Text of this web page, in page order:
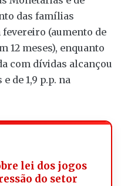
das famílias
(aumento de
12 meses), enquanto
com dívidas alcançou
de 1,9 p.p. na
lei dos jogos
do setor